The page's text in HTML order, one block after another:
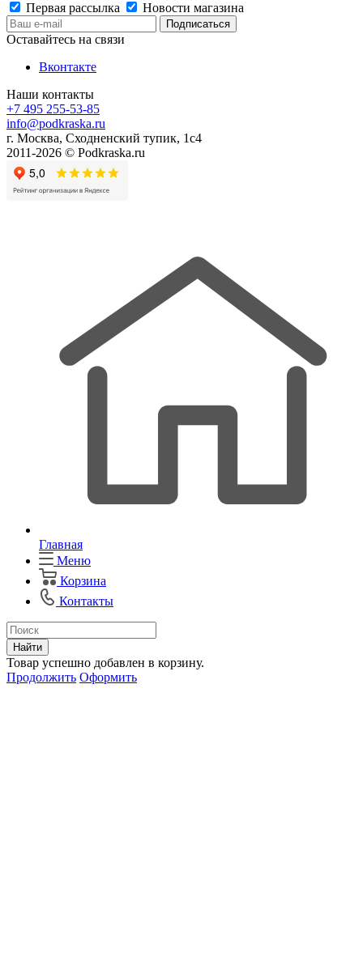
Первая рассылка
Новости магазина
Оставайтесь на связи
Вконтакте
Наши контакты
+7 495 255-53-85
info@podkraska.ru
г. Москва, Сходненский тупик, 1с4
2011-2026 © Podkraska.ru
Главная
Меню
Корзина
Контакты
Найти
Товар успешно добавлен в корзину.
Продолжить Оформить